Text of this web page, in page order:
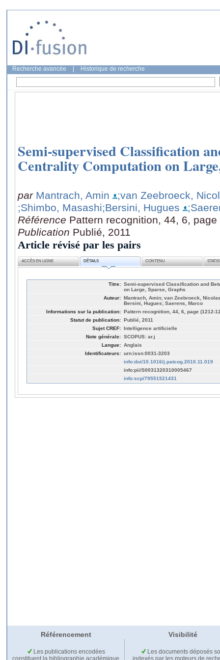
Recherche avancée Historique de recherche
Semi-supervised Classification
Centrality Computation on
par Mantrach, Amin
;van Zeebroeck,
;Shimbo, Masashi;Bersini, Hugues
Référence Pattern recognition, 44, 6,
Publication Publié, 2011
Article révisé par les pairs
ACCÈS EN LIGNE DÉTAILS CONTENU
Titre: Semi-supervised Classification and
on Large, Sparse, Graphs
Auteur: Mantrach, Amin; van Zeebroeck,
Bersini, Hugues; Saerens, Marco
Informations sur la publication: Pattern recognition, 44, 6, page (1212-
Statut de publication: Publié, 2011
Sujet CREF: Intelligence artificielle
Note générale: SCOPUS: ar.j
Langue: Anglais
Identificateurs: urn:issn:0031-3203
info:doi/10.1016/j.patcog.2010.11.019
info:pii/S0031320310005467
info:scp/79551521431
Référencement Visibilité
Les publications encodées
Les documents déposés